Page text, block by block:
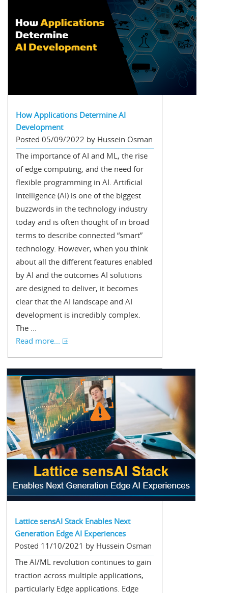
How Applications Determine AI
Development
Posted 05/09/2022 by Hussein Osman
The importance of AI and ML, the rise
of edge computing, and the need for
flexible programming in AI. Artificial
Intelligence (AI) is one of the biggest
buzzwords in the technology industry
today and is often thought of in broad
terms to describe connected “smart”
technology. However, when you think
about all the different features enabled
by AI and the outcomes AI solutions
are designed to deliver, it becomes
clear that the AI landscape and AI
development is incredibly complex.
The ...
Read more...
Lattice sensAI Stack Enables Next
Generation Edge AI Experiences
Posted 11/10/2021 by Hussein Osman
The AI/ML revolution continues to gain
traction across multiple applications,
particularly Edge applications. Edge